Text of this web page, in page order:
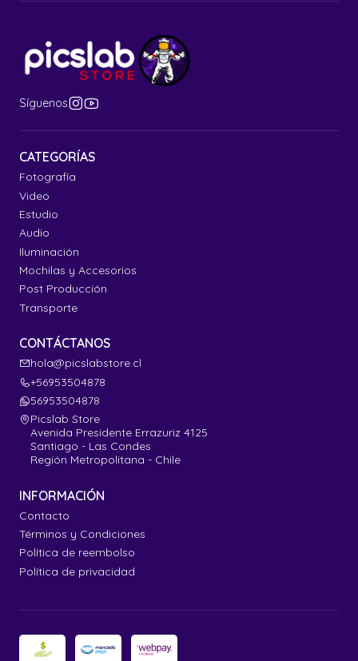
Síguenos
CATEGORÍAS
Fotografía
Video
Estudio
Audio
Iluminación
Mochilas y Accesorios
Post Producción
Transporte
CONTÁCTANOS
hola@picslabstore.cl
+56953504878
56953504878
Picslab Store
Avenida Presidente Errazuriz 4125
Santiago - Las Condes
Región Metropolitana - Chile
INFORMACIÓN
Contacto
Términos y Condiciones
Política de reembolso
Política de privacidad